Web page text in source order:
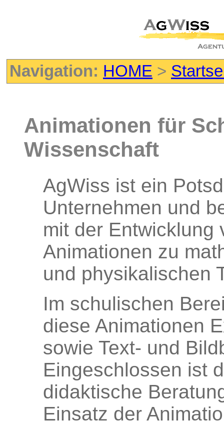
Navigation: HOME >
Animationen für
Wissenschaft
AgWiss ist ein
Unternehmen und
mit der Entwicklung
Animationen zu
und physikalischen
Im schulischen
diese Animationen
sowie Text- und
Eingeschlossen ist
didaktische
Einsatz der